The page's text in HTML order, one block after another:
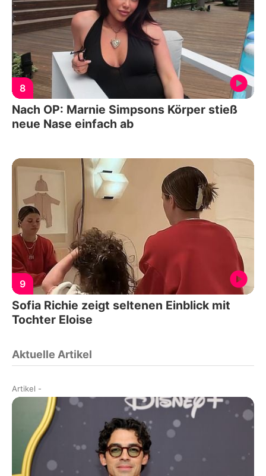
8
Nach OP: Marnie Simpsons Körper stieß
neue Nase einfach ab
9
Sofia Richie zeigt seltenen Einblick mit
Tochter Eloise
Aktuelle Artikel
Artikel -